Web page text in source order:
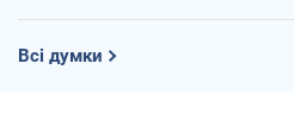
Всі думки